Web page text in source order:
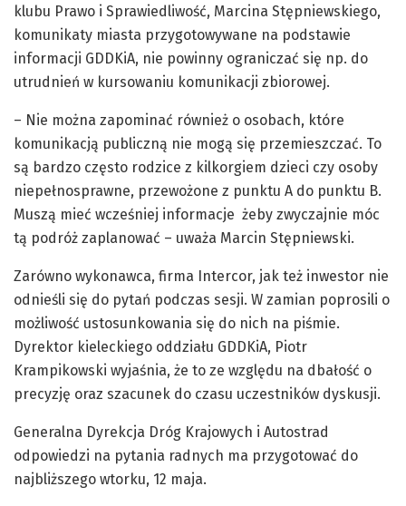
klubu Prawo i Sprawiedliwość, Marcina Stępniewskiego,
komunikaty miasta przygotowywane na podstawie
informacji GDDKiA, nie powinny ograniczać się np. do
utrudnień w kursowaniu komunikacji zbiorowej.
– Nie można zapominać również o osobach, które
komunikacją publiczną nie mogą się przemieszczać. To
są bardzo często rodzice z kilkorgiem dzieci czy osoby
niepełnosprawne, przewożone z punktu A do punktu B.
Muszą mieć wcześniej informacje żeby zwyczajnie móc
tą podróż zaplanować – uważa Marcin Stępniewski.
Zarówno wykonawca, firma Intercor, jak też inwestor nie
odnieśli się do pytań podczas sesji. W zamian poprosili o
możliwość ustosunkowania się do nich na piśmie.
Dyrektor kieleckiego oddziału GDDKiA, Piotr
Krampikowski wyjaśnia, że to ze względu na dbałość o
precyzję oraz szacunek do czasu uczestników dyskusji.
Generalna Dyrekcja Dróg Krajowych i Autostrad
odpowiedzi na pytania radnych ma przygotować do
najbliższego wtorku, 12 maja.